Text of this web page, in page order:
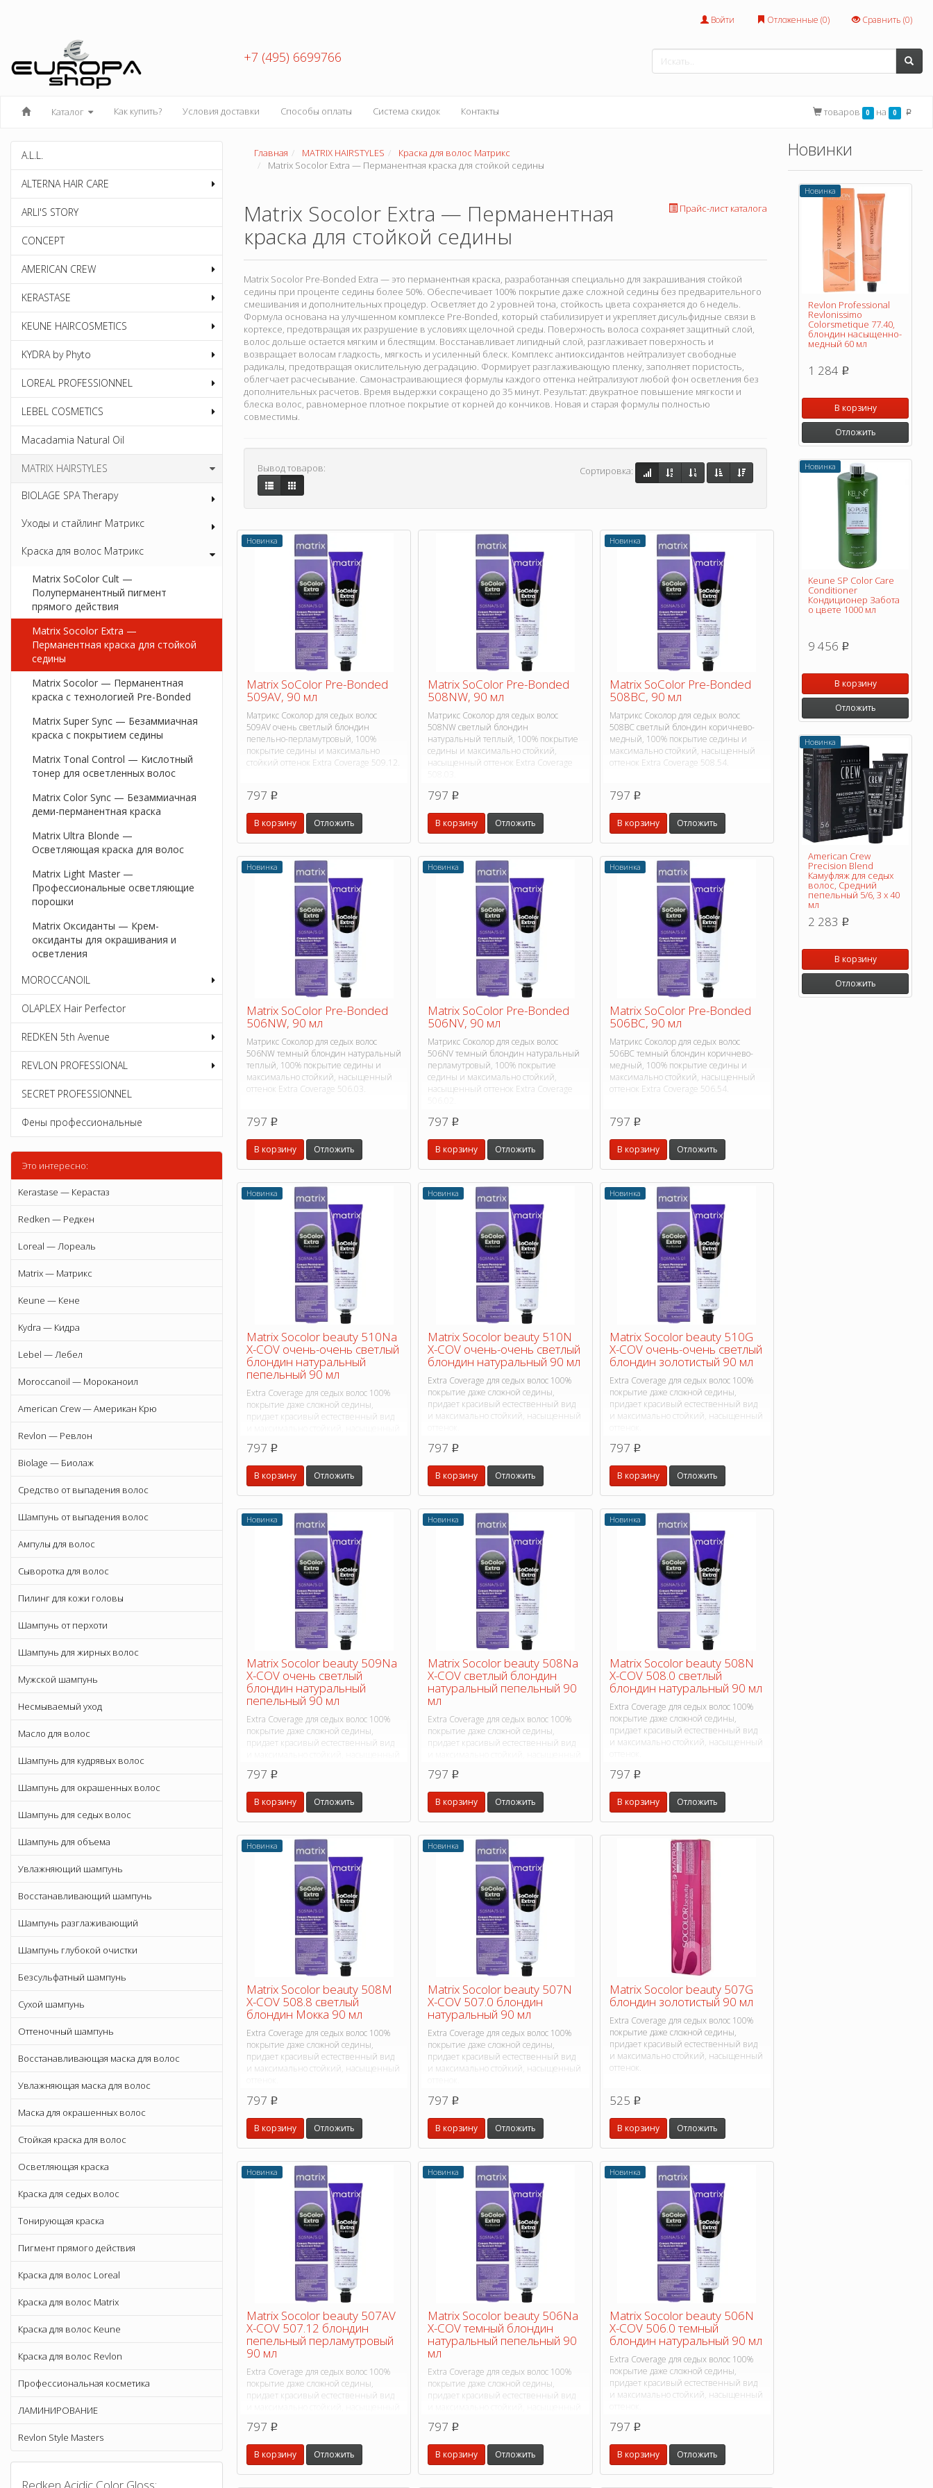
Войти Отложенные (0) Сравнить (0)
+7 (495) 6699766
Каталог Как купить? Условия доставки Способы оплаты Система скидок Контакты товаров 0 на 0 p
A.L.L.
ALTERNA HAIR CARE
ARLI'S STORY
CONCEPT
AMERICAN CREW
KERASTASE
KEUNE HAIRCOSMETICS
KYDRA by Phyto
LOREAL PROFESSIONNEL
LEBEL COSMETICS
Macadamia Natural Oil
MATRIX HAIRSTYLES
BIOLAGE SPA Therapy
Уходы и стайлинг Матрикс
Краска для волос Матрикс
Matrix SoColor Cult —
Полуперманентный пигмент
прямого действия
Matrix Socolor Extra —
Перманентная краска для стойкой
седины
Matrix Socolor — Перманентная
краска с технологией Pre-Bonded
Matrix Super Sync — Безаммиачная
краска с покрытием седины
Matrix Tonal Control — Кислотный
тонер для осветленных волос
Matrix Color Sync — Безаммиачная
деми-перманентная краска
Matrix Ultra Blonde —
Осветляющая краска для волос
Matrix Light Master —
Профессиональные осветляющие
порошки
Matrix Оксиданты — Крем-
оксиданты для окрашивания и
осветления
MOROCCANOIL
OLAPLEX Hair Perfector
REDKEN 5th Avenue
REVLON PROFESSIONAL
SECRET PROFESSIONNEL
Фены профессиональные
Это интересно:
Kerastase — Керастаз
Redken — Редкен
Loreal — Лореаль
Matrix — Матрикс
Keune — Кене
Kydra — Кидра
Lebel — Лебел
Moroccanoil — Мороканоил
American Crew — Американ Крю
Revlon — Ревлон
Biolage — Биолаж
Средство от выпадения волос
Шампунь от выпадения волос
Ампулы для волос
Сыворотка для волос
Пилинг для кожи головы
Шампунь от перхоти
Шампунь для жирных волос
Мужской шампунь
Несмываемый уход
Масло для волос
Шампунь для кудрявых волос
Шампунь для окрашенных волос
Шампунь для седых волос
Шампунь для объема
Увлажняющий шампунь
Восстанавливающий шампунь
Шампунь разглаживающий
Шампунь глубокой очистки
Безсульфатный шампунь
Сухой шампунь
Оттеночный шампунь
Восстанавливающая маска для волос
Увлажняющая маска для волос
Маска для окрашенных волос
Стойкая краска для волос
Осветляющая краска
Краска для седых волос
Тонирующая краска
Пигмент прямого действия
Краска для волос Loreal
Краска для волос Matrix
Краска для волос Keune
Краска для волос Revlon
Профессиональная косметика
ЛАМИНИРОВАНИЕ
Revlon Style Masters
Главная MATRIX HAIRSTYLES
Краска для волос Матрикс
Matrix Socolor Extra — Перманентная краска для стойкой седины
Прайс-лист каталога
Matrix Socolor Extra — Перманентная
краска для стойкой седины
Matrix Socolor Pre-Bonded Extra — это перманентная краска, разработанная специально для закрашивания стойкой
седины при проценте седины более 50%. Обеспечивает 100% покрытие даже сложной седины без предварительного
смешивания и дополнительных процедур. Осветляет до 2 уровней тона, стойкость цвета сохраняется до 6 недель.
Формула основана на улучшенном комплексе Pre-Bonded, который стабилизирует и укрепляет дисульфидные связи в
кортексе, предотвращая их разрушение в условиях щелочной среды. Поверхность волоса сохраняет защитный слой,
волос дольше остается мягким и блестящим. Восстанавливает липидный слой, разглаживает поверхность и
возвращает волосам гладкость, мягкость и усиленный блеск. Комплекс антиоксидантов нейтрализует свободные
радикалы, предотвращая окислительную деградацию. Формирует разглаживающую пленку, заполняет пористость,
облегчает расчесывание. Самонастраивающиеся формулы каждого оттенка нейтрализуют любой фон осветления без
дополнительных расчетов. Время выдержки сокращено до 35 минут. Результат: двукратное повышение мягкости и
блеска волос, равномерное плотное покрытие от корней до кончиков. Новая и старая формулы полностью
совместимы.
Вывод товаров: Сортировка:
Новинка
Matrix SoColor Pre-Bonded
509AV, 90 мл
Матрикс Соколор для седых волос
509AV очень светлый блондин
пепельно-перламутровый, 100%
покрытие седины и максимально
стойкий оттенок Extra Coverage 509.12.
797 p
В корзину Отложить
Matrix SoColor Pre-Bonded
508NW, 90 мл
Матрикс Соколор для седых волос
508NW светлый блондин
натуральный теплый, 100% покрытие
седины и максимально стойкий,
насыщенный оттенок Extra Coverage
797 p
В корзину Отложить
Новинка
Matrix SoColor Pre-Bonded
508BC, 90 мл
Матрикс Соколор для седых волос
508BC светлый блондин коричнево-
медный, 100% покрытие седины и
максимально стойкий, насыщенный
оттенок Extra Coverage 508.54.
797 p
В корзину Отложить
Новинка
Matrix SoColor Pre-Bonded
506NW, 90 мл
Матрикс Соколор для седых волос
506NW темный блондин натуральный
теплый, 100% покрытие седины и
максимально стойкий, насыщенный
оттенок Extra Coverage 506.03.
797 p
В корзину Отложить
Новинка
Matrix SoColor Pre-Bonded
506NV, 90 мл
Матрикс Соколор для седых волос
506NV темный блондин натуральный
перламутровый, 100% покрытие
седины и максимально стойкий,
насыщенный оттенок Extra Coverage
797 p
В корзину Отложить
Новинка
Matrix SoColor Pre-Bonded
506BC, 90 мл
Матрикс Соколор для седых волос
506BC темный блондин коричнево-
медный, 100% покрытие седины и
максимально стойкий, насыщенный
оттенок Extra Coverage 506.54.
797 p
В корзину Отложить
Новинка
Matrix Socolor beauty 510Na
X-COV очень-очень светлый
блондин натуральный
пепельный 90 мл
Extra Coverage для седых волос 100%
покрытие даже сложной седины,
придает красивый естественный вид
797 p
В корзину Отложить
Новинка
Matrix Socolor beauty 510N
X-COV очень-очень светлый
блондин натуральный 90 мл
Extra Coverage для седых волос 100%
покрытие даже сложной седины,
придает красивый естественный вид
и максимально стойкий, насыщенный
797 p
В корзину Отложить
Новинка
Matrix Socolor beauty 510G
X-COV очень-очень светлый
блондин золотистый 90 мл
Extra Coverage для седых волос 100%
покрытие даже сложной седины,
придает красивый естественный вид
и максимально стойкий, насыщенный
797 p
В корзину Отложить
Новинка
Matrix Socolor beauty 509Na
X-COV очень светлый
блондин натуральный
пепельный 90 мл
Extra Coverage для седых волос 100%
покрытие даже сложной седины,
придает красивый естественный вид
797 p
В корзину Отложить
Новинка
Matrix Socolor beauty 508Na
X-COV светлый блондин
натуральный пепельный 90
мл
Extra Coverage для седых волос 100%
покрытие даже сложной седины,
придает красивый естественный вид
797 p
В корзину Отложить
Новинка
Matrix Socolor beauty 508N
X-COV 508.0 светлый
блондин натуральный 90 мл
Extra Coverage для седых волос 100%
покрытие даже сложной седины,
придает красивый естественный вид
и максимально стойкий, насыщенный
797 p
В корзину Отложить
Новинка
Matrix Socolor beauty 508M
X-COV 508.8 светлый
блондин Мокка 90 мл
Extra Coverage для седых волос 100%
покрытие даже сложной седины,
придает красивый естественный вид
и максимально стойкий, насыщенный
797 p
В корзину Отложить
Новинка
Matrix Socolor beauty 507N
X-COV 507.0 блондин
натуральный 90 мл
Extra Coverage для седых волос 100%
покрытие даже сложной седины,
придает красивый естественный вид
и максимально стойкий, насыщенный
797 p
В корзину Отложить
Matrix Socolor beauty 507G
блондин золотистый 90 мл
Extra Coverage для седых волос 100%
покрытие даже сложной седины,
придает красивый естественный вид
и максимально стойкий, насыщенный
оттенок.
525 p
В корзину Отложить
Новинка
Matrix Socolor beauty 507AV
X-COV 507.12 блондин
пепельный перламутровый
90 мл
Extra Coverage для седых волос 100%
покрытие даже сложной седины,
придает красивый естественный вид
797 p
В корзину Отложить
Новинка
Matrix Socolor beauty 506Na
X-COV темный блондин
натуральный пепельный 90
мл
Extra Coverage для седых волос 100%
покрытие даже сложной седины,
придает красивый естественный вид
797 p
В корзину Отложить
Новинка
Matrix Socolor beauty 506N
X-COV 506.0 темный
блондин натуральный 90 мл
Extra Coverage для седых волос 100%
покрытие даже сложной седины,
придает красивый естественный вид
и максимально стойкий, насыщенный
797 p
В корзину Отложить
Новинки
Новинка
Revlon Professional
Revlonissimo
Colorsmetique 77.40,
блондин насыщенно-
медный 60 мл
1 284 p
В корзину
Отложить
Новинка
Keune SP Color Care
Conditioner
Кондиционер Забота
о цвете 1000 мл
9 456 p
В корзину
Отложить
Новинка
American Crew
Precision Blend
Камуфляж для седых
волос, Средний
пепельный 5/6, 3 х 40
мл
2 283 p
В корзину
Отложить